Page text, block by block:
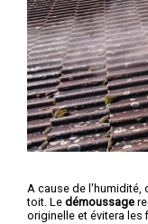
A cause de l'humidité,
toit. Le démoussage
originelle et évitera les